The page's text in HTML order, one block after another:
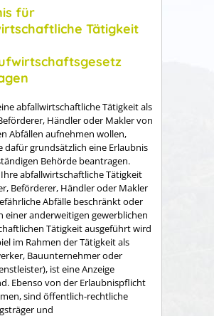
für
Tätigkeit
abfallwirtschaftliche Tätigkeit als
Händler oder Makler von
Abfällen aufnehmen wollen,
dafür grundsätzlich eine Erlaubnis
Behörde beantragen.
abfallwirtschaftliche Tätigkeit
Beförderer, Händler oder Makler
Abfälle beschränkt oder
einer anderweitigen gewerblichen
Tätigkeit ausgeführt wird
im Rahmen der Tätigkeit als
Bauunternehmer oder
ist eine Anzeige
Ebenso von der Erlaubnispflicht
sind öffentlich-rechtliche
und